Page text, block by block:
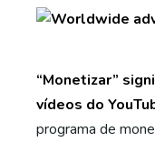
“Monetizar”
vídeos do
programa de